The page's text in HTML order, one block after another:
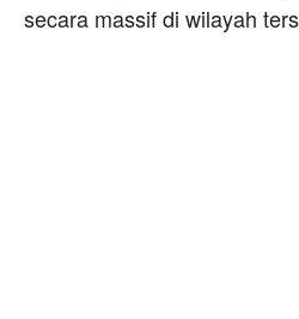
secara massif di wilayah